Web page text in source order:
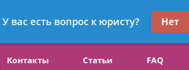
специалист по алиментам
Контакты Статьи FAQ
У вас есть вопрос к юристу? Нет